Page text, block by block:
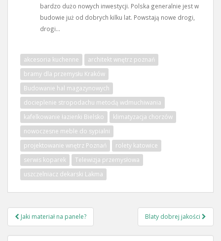
bardzo dużo nowych inwestycji. Polska generalnie jest w
budowie już od dobrych kilku lat. Powstają nowe drogi,
drogi...
akcesoria kuchenne
architekt wnętrz poznań
bramy dla przemysłu Kraków
Budowanie hal magazynowych
docieplenie stropodachu metodą wdmuchiwania
kafelkowanie łazienki Bielsko
klimatyzacja chorzów
nowoczesne meble do sypialni
projektowanie wnętrz Poznań
rolety katowice
serwis koparek
Telewizja przemysłowa
uszczelniacz dekarski Lakma
Nawigacja
wpisu
Jaki materiał na panele? Blaty dobrej jakości